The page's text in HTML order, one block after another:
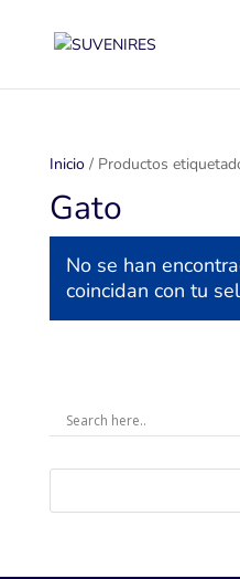
Inicio/ Productos
Gato
No se han
coincidan con tu